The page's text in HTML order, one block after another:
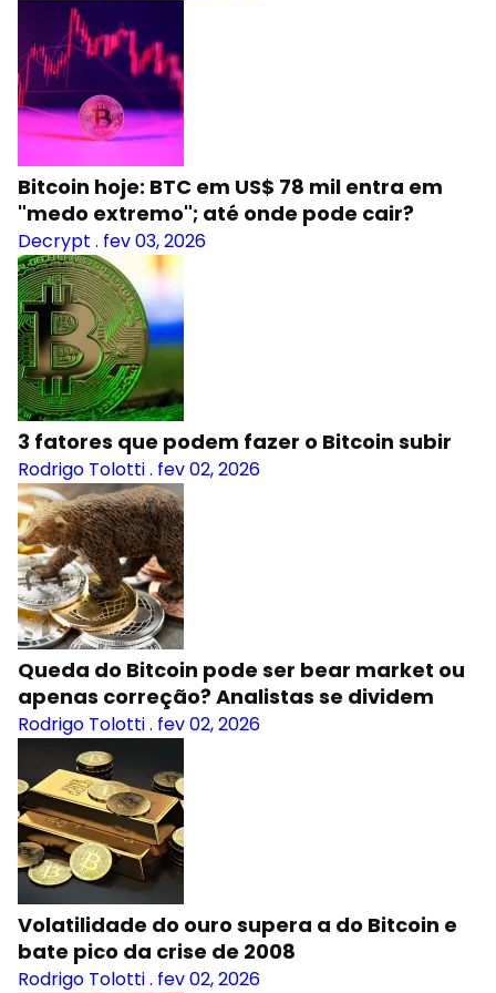
Bitcoin hoje: BTC em US$ 78 mil entra em
"medo extremo"; até onde pode cair?
Decrypt . fev 03, 2026
3 fatores que podem fazer o Bitcoin subir
Rodrigo Tolotti. fev 02, 2026
Queda do Bitcoin pode ser bear market ou
apenas correção? Analistas se dividem
Rodrigo Tolotti. fev 02, 2026
Volatilidade do ouro supera a do Bitcoin e
bate pico da crise de 2008
Rodrigo Tolotti. fev 02, 2026